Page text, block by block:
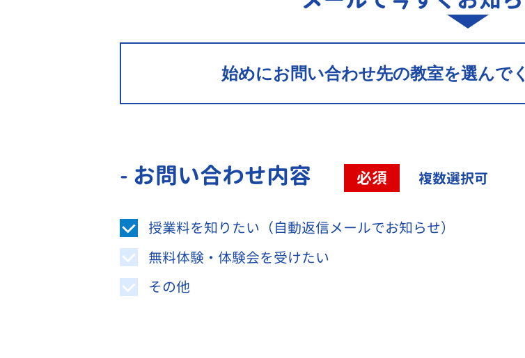
始めにお問い合わせ先の教室を選んで
- お問い合わせ内容 必須 複数選択可
授業料を知りたい（自動返信メールでお知らせ）
無料体験・体験会を受けたい
その他